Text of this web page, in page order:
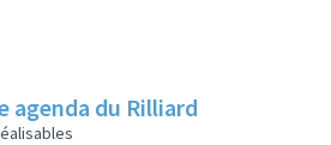
agenda du Rilliard